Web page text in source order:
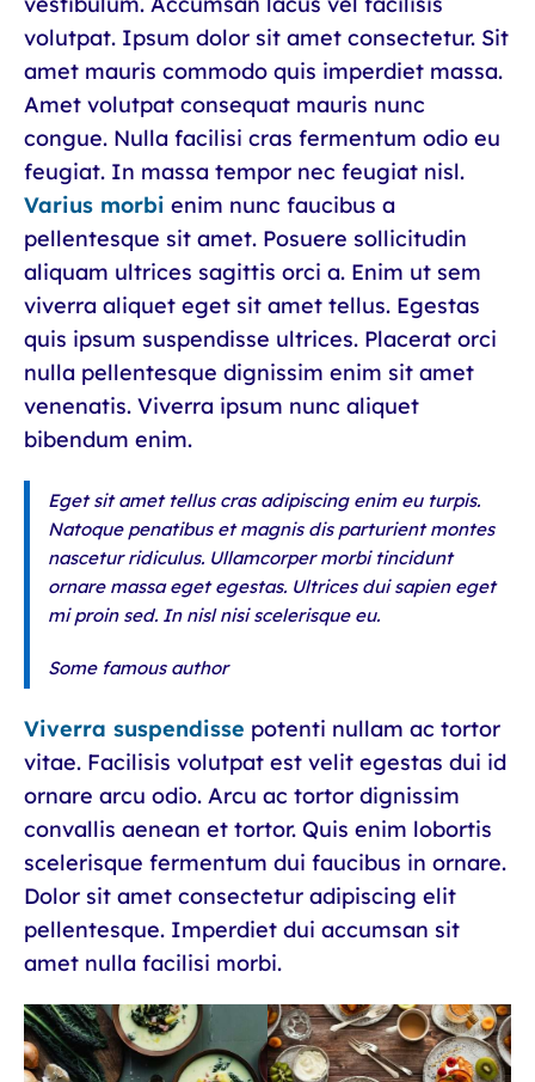
volutpat. Ipsum dolor sit amet consectetur. Sit
amet mauris commodo quis imperdiet massa.
Amet volutpat consequat mauris nunc
congue. Nulla facilisi cras fermentum odio eu
feugiat. In massa tempor nec feugiat nisl.
Varius morbi enim nunc faucibus a
pellentesque sit amet. Posuere sollicitudin
aliquam ultrices sagittis orci a. Enim ut sem
viverra aliquet eget sit amet tellus. Egestas
quis ipsum suspendisse ultrices. Placerat orci
nulla pellentesque dignissim enim sit amet
venenatis. Viverra ipsum nunc aliquet
bibendum enim.
Eget sit amet tellus cras adipiscing enim eu turpis.
Natoque penatibus et magnis dis parturient montes
nascetur ridiculus. Ullamcorper morbi tincidunt
ornare massa eget egestas. Ultrices dui sapien eget
mi proin sed. In nisl nisi scelerisque eu.
Some famous author
Viverra suspendisse potenti nullam ac tortor
vitae. Facilisis volutpat est velit egestas dui id
ornare arcu odio. Arcu ac tortor dignissim
convallis aenean et tortor. Quis enim lobortis
scelerisque fermentum dui faucibus in ornare.
Dolor sit amet consectetur adipiscing elit
pellentesque. Imperdiet dui accumsan sit
amet nulla facilisi morbi.